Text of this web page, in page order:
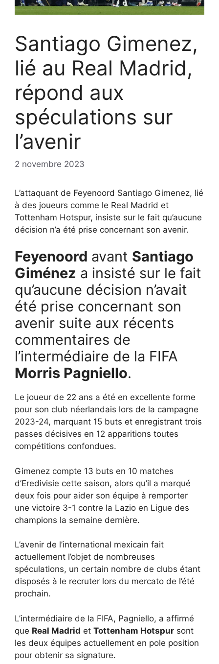
Santiago Gimenez,
lié au Real Madrid,
répond aux
spéculations sur
l’avenir
2 novembre 2023
L’attaquant de Feyenoord Santiago Gimenez, lié
à des joueurs comme le Real Madrid et
Tottenham Hotspur, insiste sur le fait qu’aucune
décision n’a été prise concernant son avenir.
Feyenoord avant Santiago
Giménez a insisté sur le fait
qu’aucune décision n’avait
été prise concernant son
avenir suite aux récents
commentaires de
l’intermédiaire de la FIFA
Morris Pagniello.
Le joueur de 22 ans a été en excellente forme
pour son club néerlandais lors de la campagne
2023-24, marquant 15 buts et enregistrant trois
passes décisives en 12 apparitions toutes
compétitions confondues.
Gimenez compte 13 buts en 10 matches
d’Eredivisie cette saison, alors qu’il a marqué
deux fois pour aider son équipe à remporter
une victoire 3-1 contre la Lazio en Ligue des
champions la semaine dernière.
L’avenir de l’international mexicain fait
actuellement l’objet de nombreuses
spéculations, un certain nombre de clubs étant
disposés à le recruter lors du mercato de l’été
prochain.
L’intermédiaire de la FIFA, Pagniello, a affirmé
que Real Madrid et Tottenham Hotspur sont
les deux équipes actuellement en pole position
pour obtenir sa signature.